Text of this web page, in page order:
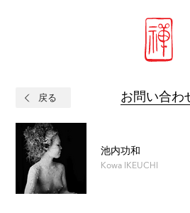
お問い合わ
戻る
池内功和
Kowa IKEUCHI